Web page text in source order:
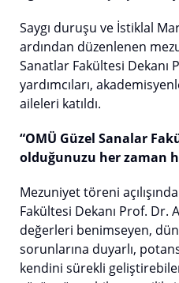
Saygı duruşu ve İstiklal
ardından düzenlenen
Sanatlar Fakültesi Dekanı
yardımcıları,
aileleri katıldı.
“OMÜ Güzel Sanalar
olduğunuzu her zaman
Mezuniyet töreni
Fakültesi Dekanı Prof. Dr.
değerleri benimseyen,
sorunlarına duyarlı,
kendini sürekli